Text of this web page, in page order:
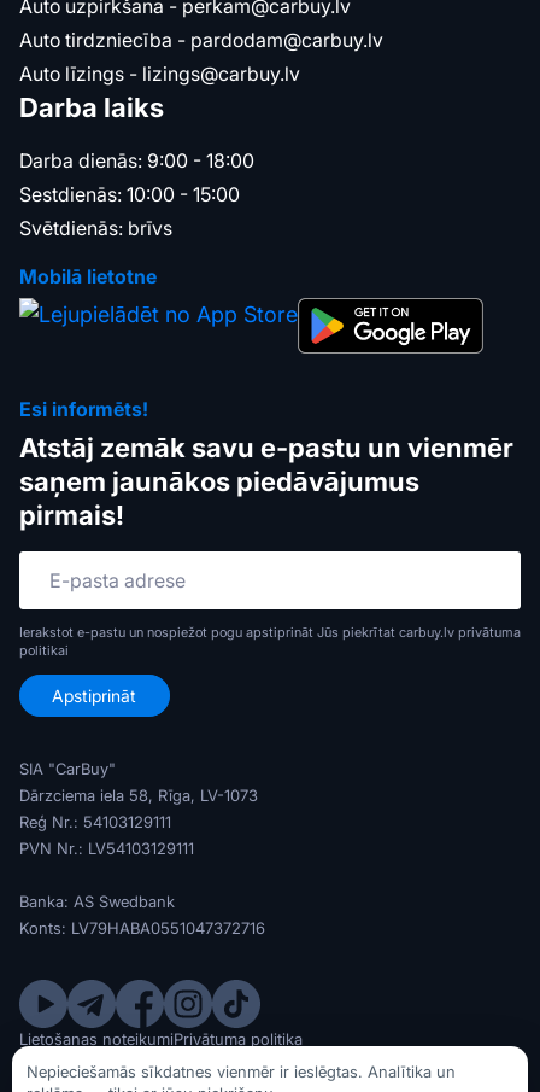
Auto uzpirkšana - perkam@carbuy.lv
Auto tirdzniecība - pardodam@carbuy.lv
Auto līzings - lizings@carbuy.lv
Darba laiks
Darba dienās: 9:00 - 18:00
Sestdienās: 10:00 - 15:00
Svētdienās: brīvs
Mobilā lietotne
Esi informēts!
Atstāj zemāk savu e-pastu un vienmēr
saņem jaunākos piedāvājumus
pirmais!
Ierakstot e-pastu un nospiežot pogu apstiprināt Jūs piekrītat carbuy.lv privātuma
politikai
SIA "CarBuy"
Dārzciema iela 58, Rīga, LV-1073
Reģ Nr.: 54103129111
PVN Nr.: LV54103129111
Banka: AS Swedbank
Konts: LV79HABA0551047372716
© SIA CarBuy 2020 - 2026
Lietošanas noteikumiPrivātuma politika
Nepieciešamās sīkdatnes vienmēr ir ieslēgtas. Analītika un